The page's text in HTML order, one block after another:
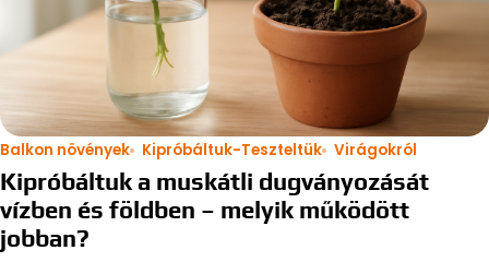
Balkon növények Kipróbáltuk-Teszteltük Virágokról
Kipróbáltuk a muskátli dugványozását
vízben és földben – melyik működött
jobban?